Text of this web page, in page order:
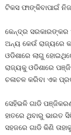
ଟିକସ ଫାଙ୍କିବାପାଇଁ
କେନ୍ଦ୍ର ସରକାରଙ୍କର
ଅନ୍ୟ କେଉଁ ରାଜ୍ୟରେ
ଓଡିଶାରେ ଲାଗୁ
ରାଜ୍ୟକୁ ଓଡିଶାରେ
ଚଳାଚଳ କରିବା ଏକ
ସେହିଭଳି ଗାଡି
ହାତରେ ଥିବାରୁ ଭାରତ
ସହଜରେ ଗାଡି କିଣି